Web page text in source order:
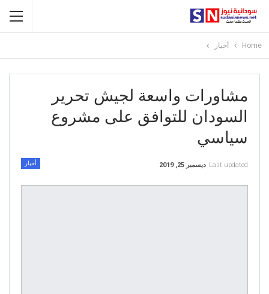
Home أخبار
مشاورات واسعة لجيش تحرير
السودان للتوافق على مشروع
سياسي
أخبار Last updated ديسمبر 25, 2019